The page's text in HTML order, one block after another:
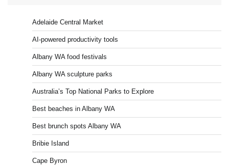
Adelaide Central Market
AI-powered productivity tools
Albany WA food festivals
Albany WA sculpture parks
Australia’s Top National Parks to Explore
Best beaches in Albany WA
Best brunch spots Albany WA
Bribie Island
Cape Byron